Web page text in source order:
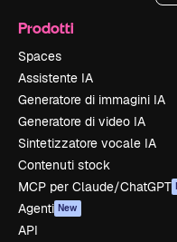
Prodotti
Spaces
Assistente IA
Generatore di immagini IA
Generatore di video IA
Sintetizzatore vocale IA
Contenuti stock
MCP per Claude/ChatGPT
Agenti New
API